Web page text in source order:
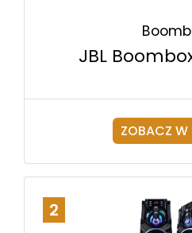
JBL
ZOBACZ W
2